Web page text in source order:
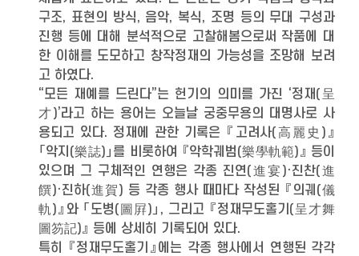
구조, 표현의 방식, 음악, 복식, 조명 등의 무대 구성과
진행 등에 대해 분석적으로 고찰해봄으로써 작품에 대
한 이해를 도모하고 창작정재의 가능성을 조망해 보려
고 하였다.
“모든 재예를 드린다”는 헌기의 의미를 가진 ‘정재(呈
才)’라고 하는 용어는 오늘날 궁중무용의 대명사로 사
용되고 있다. 정재에 관한 기록은 『고려사(高麗史)』
「악지(樂誌)」를 비롯하여 『악학궤범(樂學軌範)』 등이
있으며 그 구체적인 연행은 각종 진연(進宴)·진찬(進
饌)·진하(進賀) 등 각종 행사 때마다 작성된 『의궤(儀
軌)』와 「도병(圖屛)」, 그리고 『정재무도홀기(呈才舞
圖笏記)』 등에 상세히 기록되어 있다.
특히 『정재무도홀기』에는 각종 행사에서 연행된 각각